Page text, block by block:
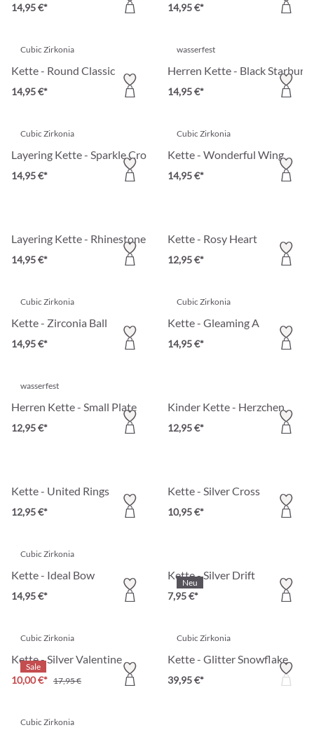
14,95 €* 14,95 €*
Cubic Zirkonia
Kette - Round Classic
14,95 €*
wasserfest
Herren Kette - Black Starburst
14,95 €*
Cubic Zirkonia
Layering Kette - Sparkle Crosses
14,95 €*
Cubic Zirkonia
Kette - Wonderful Wing
14,95 €*
Layering Kette - Rhinestone Cross
14,95 €*
Kette - Rosy Heart
12,95 €*
Cubic Zirkonia
Kette - Zirconia Ball
14,95 €*
Cubic Zirkonia
Kette - Gleaming A
14,95 €*
wasserfest
Herren Kette - Small Plate
12,95 €*
Kinder Kette - Herzchen
12,95 €*
Kette - United Rings
12,95 €*
Kette - Silver Cross
10,95 €*
Cubic Zirkonia
Kette - Ideal Bow
14,95 €*
Neu
Kette - Silver Drift
7,95 €*
Sale
Cubic Zirkonia
Kette - Silver Valentine
10,00 €* 17,95 €
Cubic Zirkonia
Kette - Glitter Snowflake
39,95 €*
Cubic Zirkonia